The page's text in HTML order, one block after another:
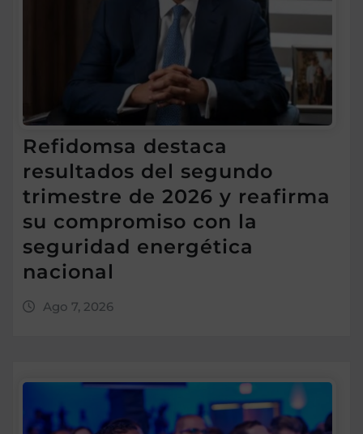
Refidomsa destaca
resultados del segundo
trimestre de 2026 y reafirma
su compromiso con la
seguridad energética
nacional
Ago 7, 2026